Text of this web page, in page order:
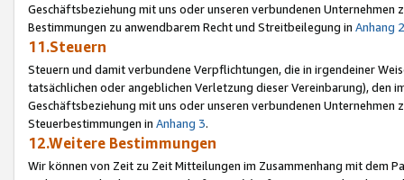
Geschäftsbeziehung mit uns oder unseren verbundenen
Bestimmungen zu anwendbarem Recht und Streitbeilegung in Anhang 2
11.Steuern
Steuern und damit verbundene Verpflichtungen, die in irgendeiner
tatsächlichen oder angeblichen Verletzung dieser Vereinbarung), den
Geschäftsbeziehung mit uns oder unseren verbundenen
Steuerbestimmungen in Anhang 3.
12.Weitere Bestimmungen
Wir können von Zeit zu Zeit Mitteilungen im Zusammenhang mit dem